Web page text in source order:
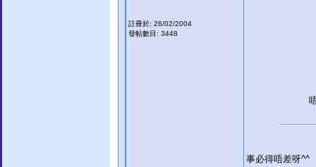
註冊於: 26/02/2004
發帖數目: 3448
事必得唔差呀^^